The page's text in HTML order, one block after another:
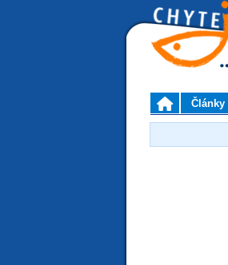
Články